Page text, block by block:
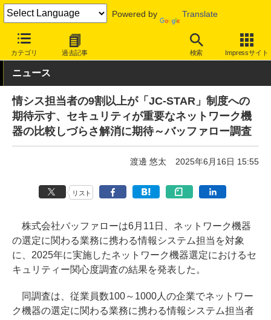
Powered by Translate
カテゴリ 過去記事 検索 Impressサイト
INTERNET Watch トピック 調査
ニュース
情シス担当者の9割以上が「JC-STAR」制度への
期待示す、セキュリティが重要なネットワーク機
器の比較しづらさ解消に期待～バッファロー調査
渡邊 悠太 2025年6月16日 15:55
リスト
株式会社バッファローは6月11日、ネットワーク機器
の選定に関わる業務に携わる情報システム担当を対象
に、2025年に実施したネットワーク機器選定におけるセ
キュリティー関心度調査の結果を発表した。
同調査は、従業員数100～1000人の企業でネットワー
ク機器の選定に関わる業務に携わる情報システム担当者